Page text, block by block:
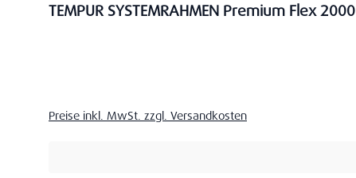
TEMPUR SYSTEMRAHMEN Premium Flex 2000
Preise inkl. MwSt. zzgl. Versandkosten